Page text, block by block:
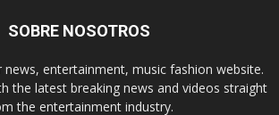
SOBRE NOSOTROS
news, entertainment, music fashion website.
the latest breaking news and videos straight
the entertainment industry.